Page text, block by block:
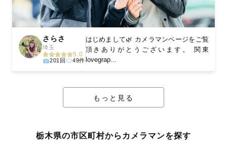
さらさ
埼玉
5.0
201回 49件
はじめまして🌿 カメラマンページをご覧
頂きありがとうございます。 関東
lovegrap...
もっと見る
栃木県の市区町村からカメラマンを探す